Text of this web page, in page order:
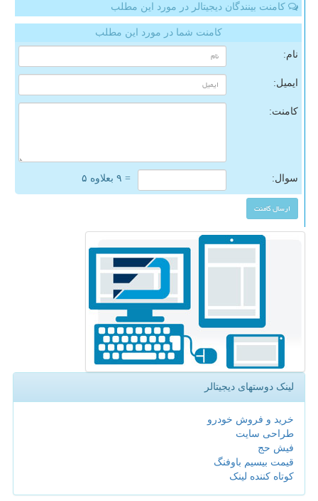
کامنت بینندگان دیجیتالر در مورد این مطلب
کامنت شما در مورد این مطلب
نام:
ایمیل:
کامنت:
سوال: = ۹ بعلاوه ۵
لینک دوستهای دیجیتالر
خرید و فروش خودرو
طراحی سایت
فیش حج
قیمت بیسیم باوفنگ
کوتاه کننده لینک